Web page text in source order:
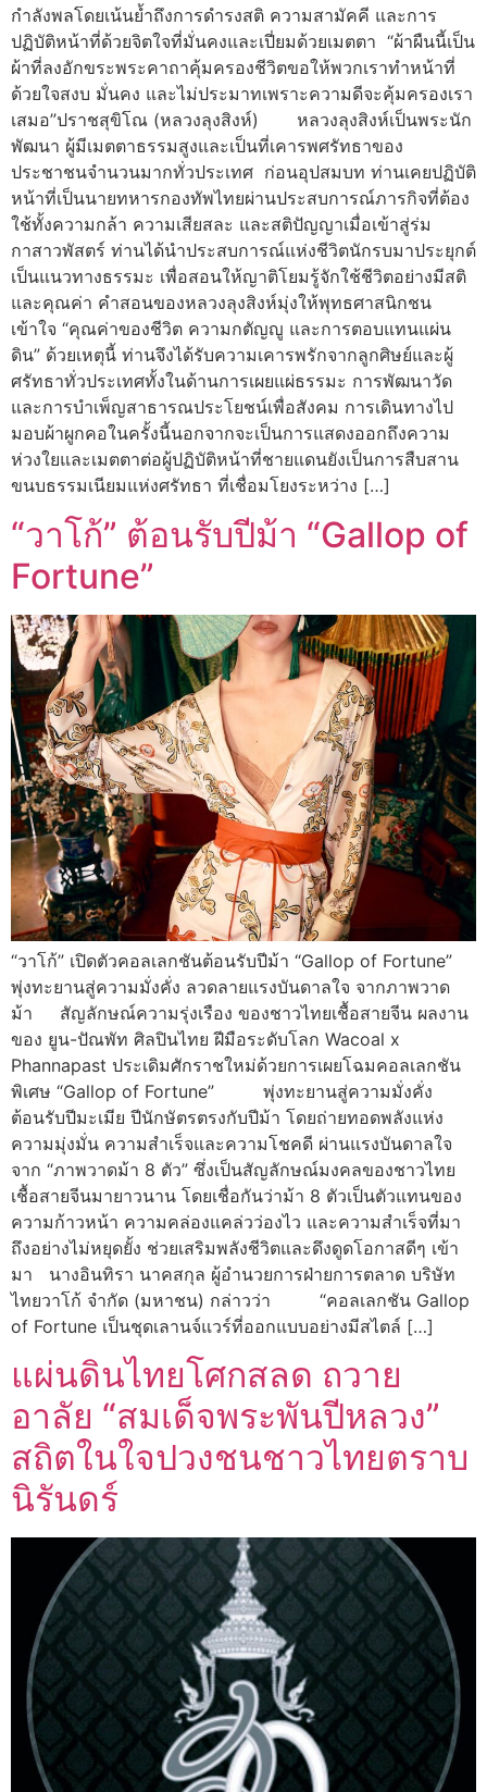
กำลังพลโดยเน้นย้ำถึงการดำรงสติ ความสามัคคี และการ
ปฏิบัติหน้าที่ด้วยจิตใจที่มั่นคงและเปี่ยมด้วยเมตตา “ผ้าผืนนี้เป็น
ผ้าที่ลงอักขระพระคาถาคุ้มครองชีวิตขอให้พวกเราทำหน้าที่
ด้วยใจสงบ มั่นคง และไม่ประมาทเพราะความดีจะคุ้มครองเรา
เสมอ”ปราชสุขิโณ (หลวงลุงสิงห์) หลวงลุงสิงห์เป็นพระนัก
พัฒนา ผู้มีเมตตาธรรมสูงและเป็นที่เคารพศรัทธาของ
ประชาชนจำนวนมากทั่วประเทศ ก่อนอุปสมบท ท่านเคยปฏิบัติ
หน้าที่เป็นนายทหารกองทัพไทยผ่านประสบการณ์ภารกิจที่ต้อง
ใช้ทั้งความกล้า ความเสียสละ และสติปัญญาเมื่อเข้าสู่ร่ม
กาสาวพัสตร์ ท่านได้นำประสบการณ์แห่งชีวิตนักรบมาประยุกต์
เป็นแนวทางธรรมะ เพื่อสอนให้ญาติโยมรู้จักใช้ชีวิตอย่างมีสติ
และคุณค่า คำสอนของหลวงลุงสิงห์มุ่งให้พุทธศาสนิกชน
เข้าใจ “คุณค่าของชีวิต ความกตัญญู และการตอบแทนแผ่น
ดิน” ด้วยเหตุนี้ ท่านจึงได้รับความเคารพรักจากลูกศิษย์และผู้
ศรัทธาทั่วประเทศทั้งในด้านการเผยแผ่ธรรมะ การพัฒนาวัด
และการบำเพ็ญสาธารณประโยชน์เพื่อสังคม การเดินทางไป
มอบผ้าผูกคอในครั้งนี้นอกจากจะเป็นการแสดงออกถึงความ
ห่วงใยและเมตตาต่อผู้ปฏิบัติหน้าที่ชายแดนยังเป็นการสืบสาน
ขนบธรรมเนียมแห่งศรัทธา ที่เชื่อมโยงระหว่าง […]
“วาโก้” ต้อนรับปีม้า “Gallop of
Fortune”
“วาโก้” เปิดตัวคอลเลกชันต้อนรับปีม้า “Gallop of Fortune”
พุ่งทะยานสู่ความมั่งคั่ง ลวดลายแรงบันดาลใจ จากภาพวาด
ม้า สัญลักษณ์ความรุ่งเรือง ของชาวไทยเชื้อสายจีน ผลงาน
ของ ยูน-ปัณพัท ศิลปินไทย ฝีมือระดับโลก Wacoal x
Phannapast ประเดิมศักราชใหม่ด้วยการเผยโฉมคอลเลกชัน
พิเศษ “Gallop of Fortune” พุ่งทะยานสู่ความมั่งคั่ง
ต้อนรับปีมะเมีย ปีนักษัตรตรงกับปีม้า โดยถ่ายทอดพลังแห่ง
ความมุ่งมั่น ความสำเร็จและความโชคดี ผ่านแรงบันดาลใจ
จาก “ภาพวาดม้า 8 ตัว” ซึ่งเป็นสัญลักษณ์มงคลของชาวไทย
เชื้อสายจีนมายาวนาน โดยเชื่อกันว่าม้า 8 ตัวเป็นตัวแทนของ
ความก้าวหน้า ความคล่องแคล่วว่องไว และความสำเร็จที่มา
ถึงอย่างไม่หยุดยั้ง ช่วยเสริมพลังชีวิตและดึงดูดโอกาสดีๆ เข้า
มา นางอินทิรา นาคสกุล ผู้อำนวยการฝ่ายการตลาด บริษัท
ไทยวาโก้ จำกัด (มหาชน) กล่าวว่า “คอลเลกชัน Gallop
of Fortune เป็นชุดเลานจ์แวร์ที่ออกแบบอย่างมีสไตล์ […]
แผ่นดินไทยโศกสลด ถวาย
อาลัย “สมเด็จพระพันปีหลวง”
สถิตในใจปวงชนชาวไทยตราบ
นิรันดร์